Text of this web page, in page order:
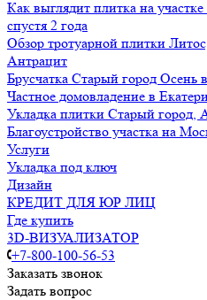
Как выглядит плитка на
спустя 2 года
Обзор тротуарной плитки
Антрацит
Брусчатка Старый город Осень
Частное домовладение в
Укладка плитки Старый
Благоустройство участка на
Услуги
Укладка под ключ
Дизайн
КРЕДИТ ДЛЯ ЮР ЛИЦ
Где купить
3D-ВИЗУАЛИЗАТОР
+7-800-100-56-53
Заказать звонок
Задать вопрос